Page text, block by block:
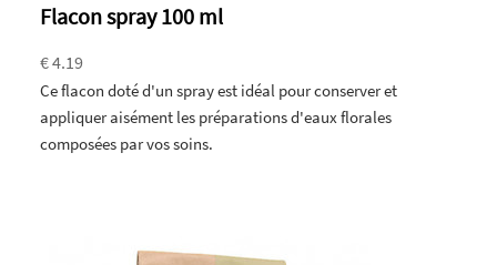
Flacon spray 100 ml
€ 4.19
Ce flacon doté d'un spray est idéal pour conserver et
appliquer aisément les préparations d'eaux florales
composées par vos soins.